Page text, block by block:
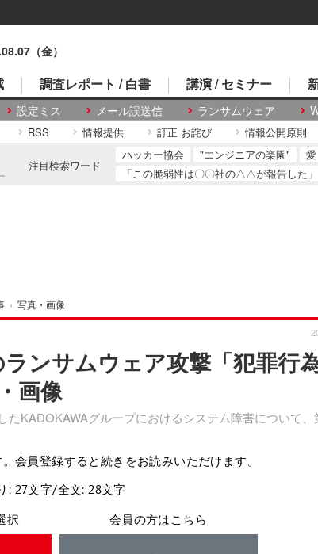
（金）
設定ミス メール誤送信 ランサムウェア
調査レポート / 白書 講演 / セミナー
RSS 情報提供 訂正 お詫び 情報公開原則
注目検索ワード
ハッカー協会 "エンジニアの楽園" 愛
「この脆弱性は〇〇社の△△が報告した」
› 写真・画像
ンサムウェア攻撃「犯罪行
画像
KADOKAWAグループにおけるシステム障害について、
会員登録すると続きをお読みいただけます。
: 27文字/全文: 28文字
択
会員の方はこちら